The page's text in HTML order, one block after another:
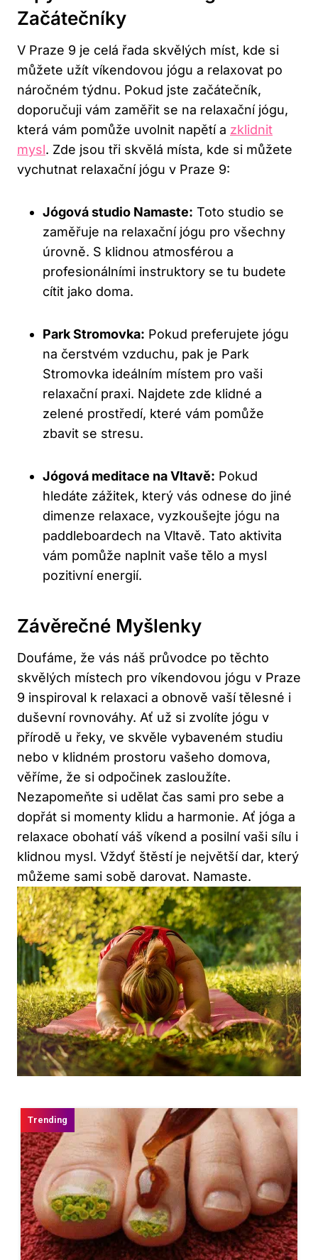
⁢začátečníky
V Praze ​9 ‍je celá ‌řada skvělých míst, kde si​
můžete‍ užít víkendovou ⁤jógu a relaxovat po
náročném týdnu. Pokud ⁣jste začátečník,
doporučuji ‍vám zaměřit se na relaxační jógu,
která vám pomůže uvolnit napětí a zklidnit
mysl. Zde jsou⁤ tři skvělá místa,‌ kde si můžete
vychutnat​ relaxační‌ jógu v Praze 9:
Jógová ⁣studio Namaste: Toto studio se
zaměřuje na relaxační jógu pro​ všechny
úrovně. S klidnou​ atmosférou a
profesionálními instruktory se tu budete
cítit jako doma.
Park Stromovka: Pokud preferujete ​jógu
na čerstvém vzduchu, pak je Park
Stromovka ideálním‌ místem pro ⁣vaši
relaxační praxi. Najdete zde klidné a
zelené prostředí, které vám pomůže
zbavit se stresu.
Jógová meditace na Vltavě: Pokud
hledáte zážitek, ​který vás odnese do jiné
dimenze relaxace, vyzkoušejte jógu na
paddleboardech na⁢ Vltavě. Tato aktivita
vám pomůže naplnit vaše⁢ tělo​ a mysl
pozitivní energií.
Závěrečné Myšlenky
Doufáme, že vás náš průvodce⁢ po⁢ těchto
skvělých místech pro víkendovou ‍jógu v Praze
9 inspiroval ⁤k relaxaci ‍a obnově vaší ⁤tělesné i
duševní rovnováhy. Ať už si zvolíte jógu v
přírodě u řeky, ve skvěle vybaveném ‍studiu
nebo v ‍klidném prostoru vašeho domova,
věříme, že si​ odpočinek zasloužíte.
Nezapomeňte si udělat čas sami pro sebe a‍
dopřát si momenty klidu a harmonie. Ať jóga a
relaxace obohatí váš ‍víkend a posilní vaši‌ sílu i
klidnou mysl. Vždyť štěstí je​ největší dar, ​který
⁣můžeme sami sobě darovat. Namaste.